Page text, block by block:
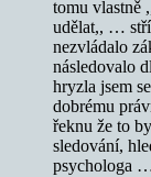
tomu vlastně
udělat,, …
nezvládalo
následovalo
hryzla jsem
dobrému
řeknu že to
sledování,
psychologa